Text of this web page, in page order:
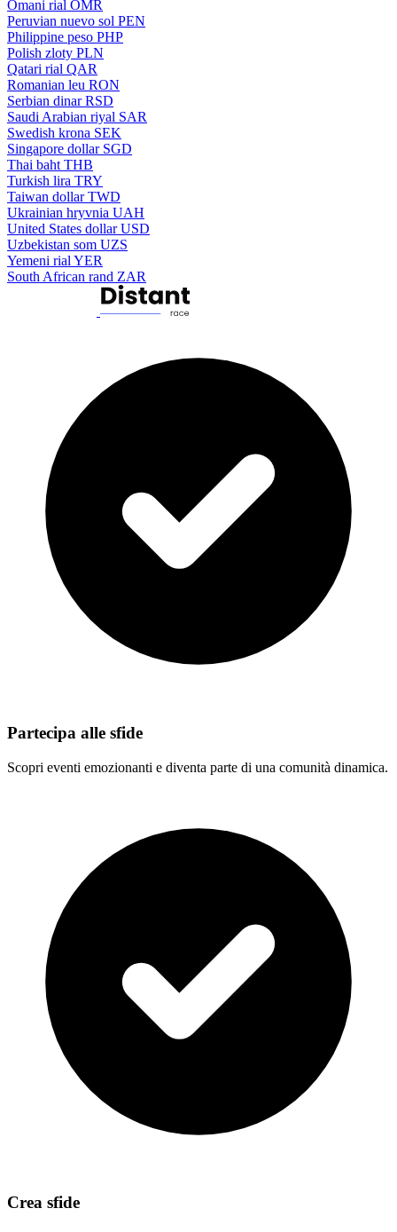
Omani rial OMR
Peruvian nuevo sol PEN
Philippine peso PHP
Polish zloty PLN
Qatari rial QAR
Romanian leu RON
Serbian dinar RSD
Saudi Arabian riyal SAR
Swedish krona SEK
Singapore dollar SGD
Thai baht THB
Turkish lira TRY
Taiwan dollar TWD
Ukrainian hryvnia UAH
United States dollar USD
Uzbekistan som UZS
Yemeni rial YER
South African rand ZAR
Partecipa alle sfide
Scopri eventi emozionanti e diventa parte di una comunità dinamica.
Crea sfide